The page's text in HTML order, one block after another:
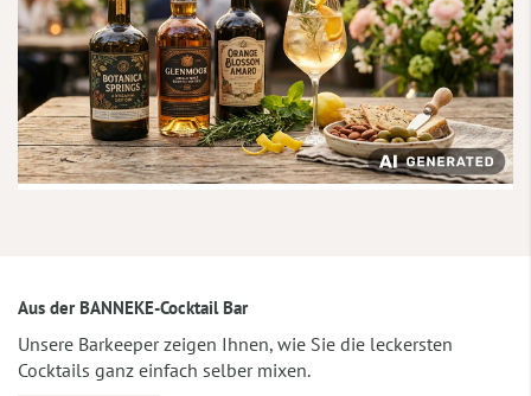
Aus der BANNEKE-Cocktail Bar
Unsere Barkeeper zeigen Ihnen, wie Sie die leckersten
Cocktails ganz einfach selber mixen.